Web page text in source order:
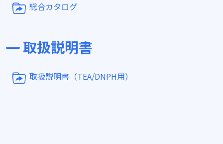
総合カタログ
取扱説明書
取扱説明書（TEA/DNPH用）